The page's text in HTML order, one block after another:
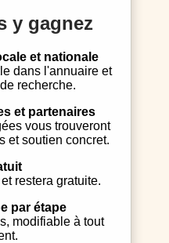
y gagnez
et nationale
dans l'annuaire et
recherche.
et partenaires
vous trouveront
et soutien concret.
restera gratuite.
par étape
modifiable à tout